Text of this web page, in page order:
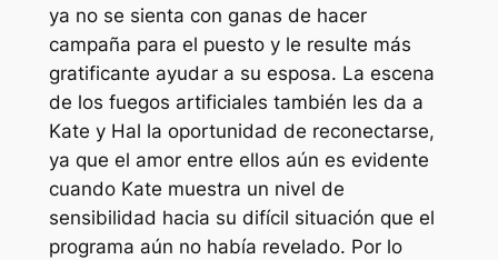
ya no se sienta con ganas de hacer
campaña para el puesto y le resulte más
gratificante ayudar a su esposa. La escena
de los fuegos artificiales también les da a
Kate y Hal la oportunidad de reconectarse,
ya que el amor entre ellos aún es evidente
cuando Kate muestra un nivel de
sensibilidad hacia su difícil situación que el
programa aún no había revelado. Por lo